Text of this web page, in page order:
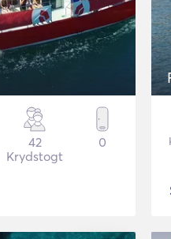
42
Krydstogt
0